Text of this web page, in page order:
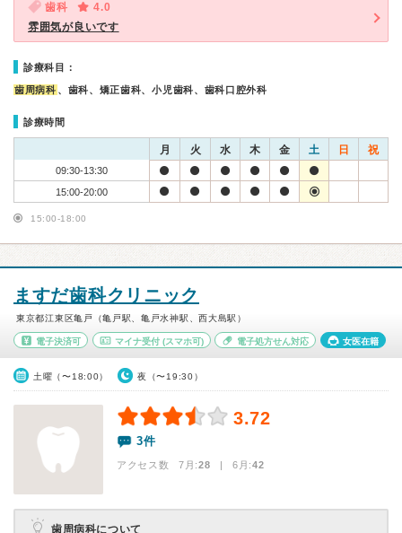
歯科
4.0
雰囲気が良いです
診療科目：
歯周病科 、歯科、矯正歯科、小児歯科、歯科口腔外科
診療時間
月 火 水 木 金 土 日 祝
09:30-13:30
15:00-20:00
15:00-18:00
ますだ歯科クリニック
東京都江東区亀戸（亀戸駅、亀戸水神駅、西大島駅）
電子決済可 マイナ受付(スマホ可) 電子処方せん対応 女医在籍
土曜（〜18:00） 夜（〜19:30）
3.72
3件
アクセス数 7月:28 | 6月:42
歯周病科について